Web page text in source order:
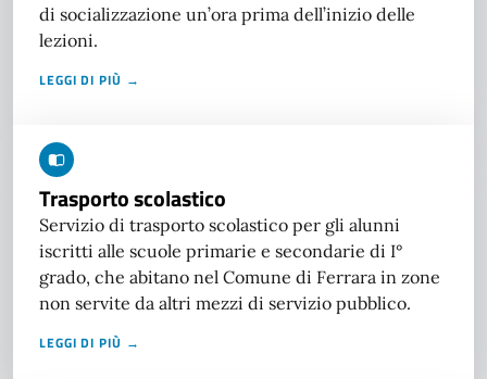
di socializzazione un’ora prima dell’inizio delle
lezioni.
LEGGI DI PIÙ →
Trasporto scolastico
Servizio di trasporto scolastico per gli alunni
iscritti alle scuole primarie e secondarie di I°
grado, che abitano nel Comune di Ferrara in zone
non servite da altri mezzi di servizio pubblico.
LEGGI DI PIÙ →